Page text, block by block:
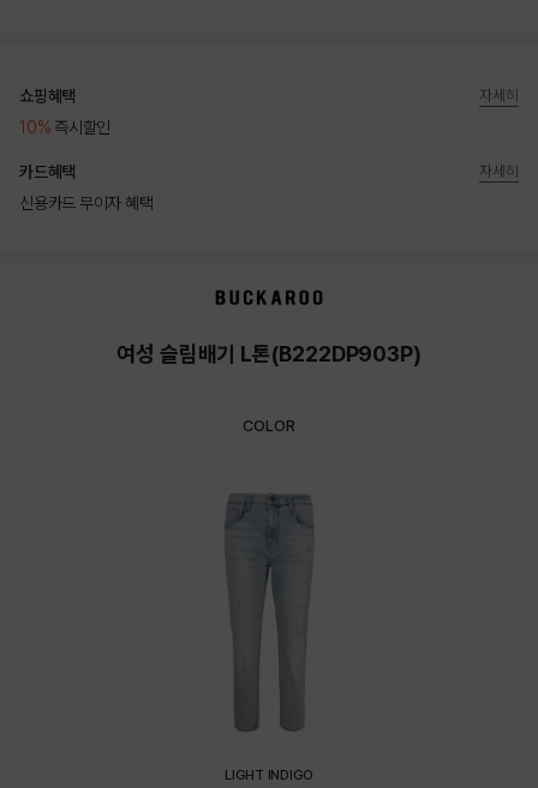
쇼핑혜택
10% 즉시할인
자세히
카드혜택
신용카드 무이자 혜택
자세히
여성 슬림배기 L톤(B222DP903P)
COLOR
LIGHT INDIGO